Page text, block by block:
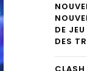
DE
DES